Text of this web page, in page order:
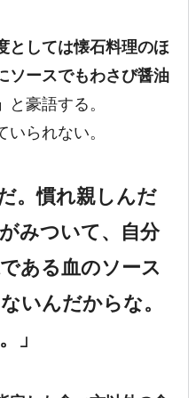
としては懐石料理のほ
ソースでもわさび醤油
と豪語する。
られない。
。慣れ親しんだ
みついて、自分
ある血のソース
いんだからな。
」